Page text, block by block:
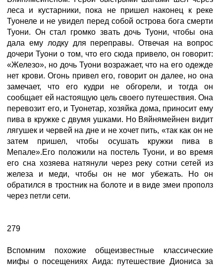
леса и кустарники, пока не пришел наконец к реке
Туонеле и не увидел перед собой острова бога смерти
Туони. Он стал громко звать дочь Туони, чтобы она
дала ему лодку для переправы. Отвечая на вопрос
дочери Туони о том, что его сюда привело, он говорит:
«Железо», но дочь Туони возражает, что на его одежде
нет крови. Огонь привел его, говорит он далее, но она
замечает, что его кудри не обгорели, и тогда он
сообщает ей настоящую цель своего путешествия. Она
перевозит его, и Туонетар, хозяйка дома, приносит ему
пива в кружке с двумя ушками. Но Вяйнямейнен видит
лягушек и червей на дне и не хочет пить, «так как он не
затем пришел, чтобы осушать кружки пива в
Мепале».Его положили на постель Туони, и во время
его сна хозяева натянули через реку сотни сетей из
железа и меди, чтобы он не мог убежать. Но он
обратился в тростник на болоте и в виде змеи прополз
через петли сети.
279
Вспомним похожие общеизвестные классические
мифы о посещениях Аида: путешествие Диониса за